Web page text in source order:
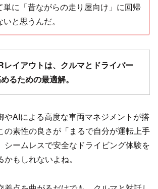
単に「昔ながらの走り屋向け」に回帰
と思うんだ。
レイアウトは、クルマとドライバー
るための最適解。
やAIによる高度な車両マネジメントが搭
の素性の良さが「まるで自分が運転上手
シームレスで安全なドライビング体験を
もしれないよね。